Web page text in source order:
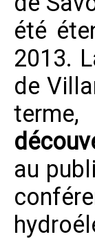
été
2013.
de
au